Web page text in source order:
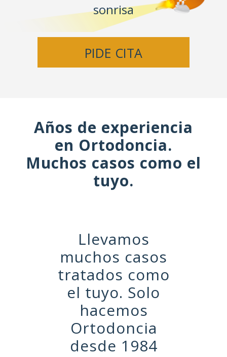
sonrisa
PIDE CITA
Años de experiencia
en Ortodoncia.
Muchos casos como el
tuyo.
Llevamos
muchos casos
tratados como
el tuyo. Solo
hacemos
Ortodoncia
desde 1984